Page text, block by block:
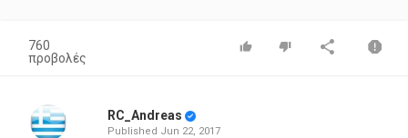
760
προβολές
RC_Andreas
Published Jun 22, 2017